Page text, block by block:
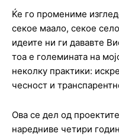
Ќе го промениме
секое маало, секое
идеите ни ги дававте
тоа е големината на
неколку практики:
чесност и
Ова се дел од
наредниве четири